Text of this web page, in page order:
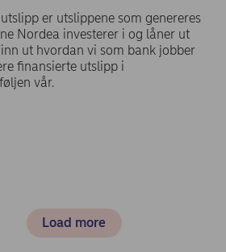
er utslippene som genereres
Nordea investerer i og låner ut
ut hvordan vi som bank jobber
finansierte utslipp i
vår.
Load more